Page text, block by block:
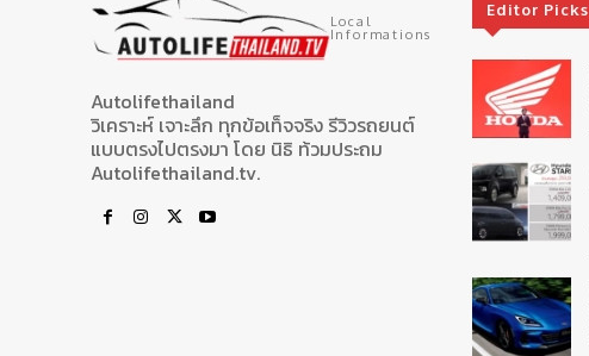
Local
Informations
Autolifethailand
วิเคราะห์ เจาะลึก ทุกข้อเท็จจริง รีวิวรถยนต์
แบบตรงไปตรงมา โดย นิธิ ท้วมประถม
Autolifethailand.tv.
Editor Picks